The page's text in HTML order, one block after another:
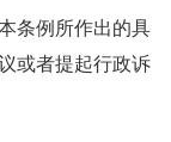
条例所作出的具
或者提起行政诉